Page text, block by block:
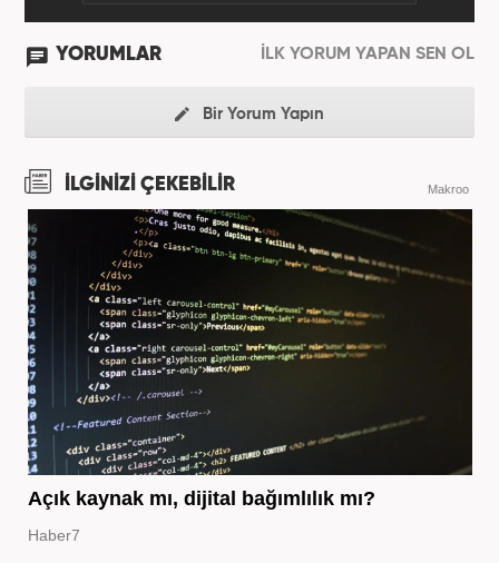
YORUMLAR İLK YORUM YAPAN SEN OL
Bir Yorum Yapın
İLGİNİZİ ÇEKEBİLİR Makroo
Açık kaynak mı, dijital bağımlılık mı?
Haber7